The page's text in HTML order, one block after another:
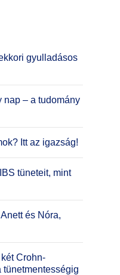
gyulladásos
nap – a tudomány
Itt az igazság!
tüneteit, mint
és Nóra,
Crohn-
tünetmentességig